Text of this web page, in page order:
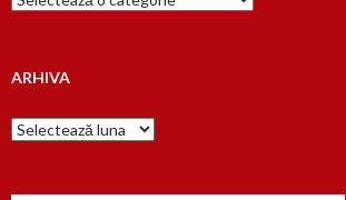
dupa…
ARHIVA
Arhiva